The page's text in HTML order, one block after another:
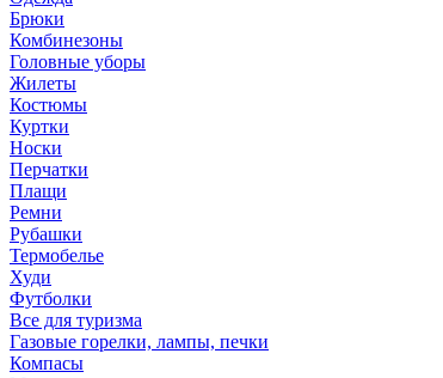
Брюки
Комбинезоны
Головные уборы
Жилеты
Костюмы
Куртки
Носки
Перчатки
Плащи
Ремни
Рубашки
Термобелье
Худи
Футболки
Все для туризма
Газовые горелки, лампы, печки
Компасы